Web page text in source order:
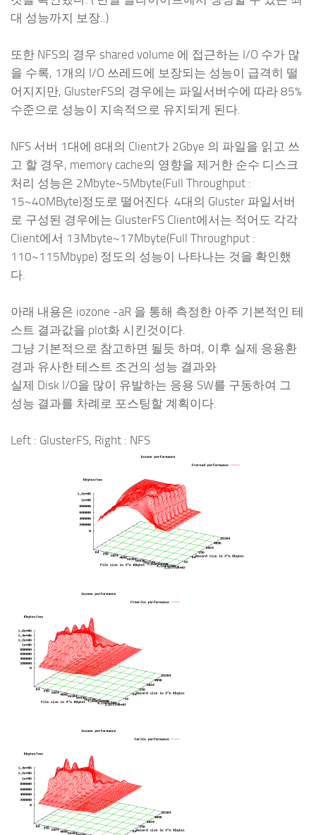
대 성능까지 보장..)
또한 NFS의 경우 shared volume 에 접근하는 I/O 수가 많
을 수록, 1개의 I/O 쓰레드에 보장되는 성능이 급격히 떨
어지지만, GlusterFS의 경우에는 파일서버수에 따라 85%
수준으로 성능이 지속적으로 유지되게 된다.
NFS 서버 1대에 8대의 Client가 2Gbye 의 파일을 읽고 쓰
고 할 경우, memory cache의 영향을 제거한 순수 디스크
처리 성능은 2Mbyte~5Mbyte(Full Throughput :
15~40MByte)정도로 떨어진다. 4대의 Gluster 파일서버
로 구성된 경우에는 GlusterFS Client에서는 적어도 각각
Client에서 13Mbyte~17Mbyte(Full Throughput :
110~115Mbype) 정도의 성능이 나타나는 것을 확인했
다.
아래 내용은 iozone -aR 을 통해 측정한 아주 기본적인 테
스트 결과값을 plot화 시킨것이다.
그냥 기본적으로 참고하면 될듯 하며, 이후 실제 응용환
경과 유사한 테스트 조건의 성능 결과와
실제 Disk I/O을 많이 유발하는 응용 SW를 구동하여 그
성능 결과를 차례로 포스팅할 계획이다.
Left : GlusterFS, Right : NFS